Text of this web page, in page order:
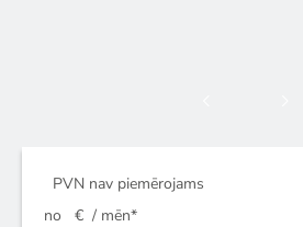
PVN nav piemērojams
no
€ / mēn*